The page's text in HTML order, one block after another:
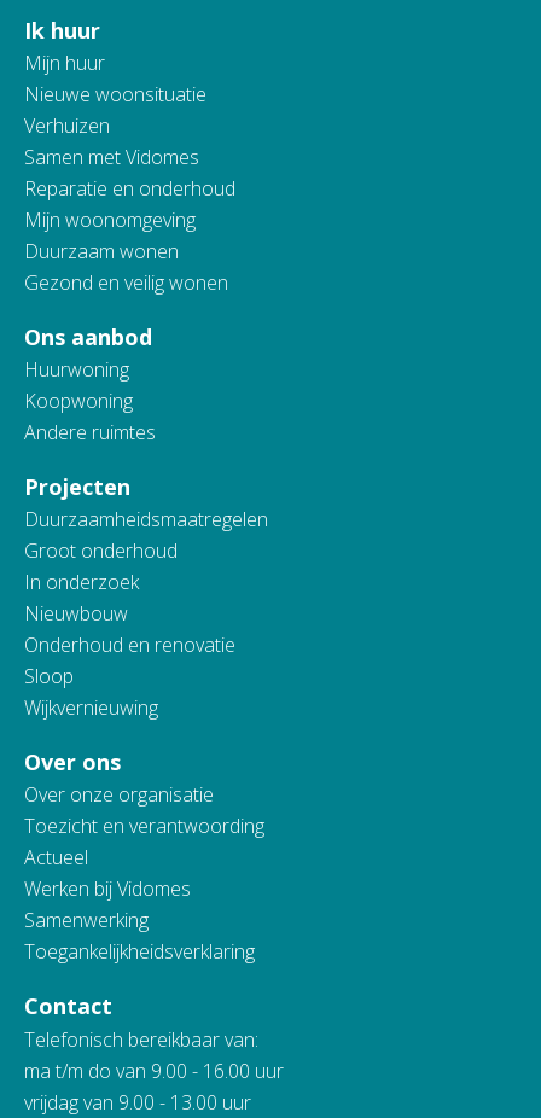
Contactinformatie
Ik huur
Mijn huur
Nieuwe woonsituatie
Verhuizen
Samen met Vidomes
Reparatie en onderhoud
Mijn woonomgeving
Duurzaam wonen
Gezond en veilig wonen
Ons aanbod
Huurwoning
Koopwoning
Andere ruimtes
Projecten
Duurzaamheidsmaatregelen
Groot onderhoud
In onderzoek
Nieuwbouw
Onderhoud en renovatie
Sloop
Wijkvernieuwing
Over ons
Over onze organisatie
Toezicht en verantwoording
Actueel
Werken bij Vidomes
Samenwerking
Toegankelijkheidsverklaring
Contact
Telefonisch bereikbaar van:
ma t/m do van 9.00 - 16.00 uur
vrijdag van 9.00 - 13.00 uur